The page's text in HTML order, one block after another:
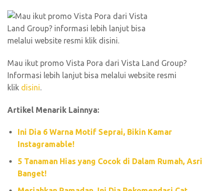
Mau ikut promo Vista Pora dari Vista Land Group?
Informasi lebih lanjut bisa melalui website resmi
klik disini.
Artikel Menarik Lainnya:
Ini Dia 6 Warna Motif Seprai, Bikin Kamar
Instagramable!
5 Tanaman Hias yang Cocok di Dalam Rumah, Asri
Banget!